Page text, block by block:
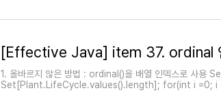
1. 올바르지 않은 방법 : ordinal()을 배열 인덱스로 사
Set[Plant.LifeCycle.values().length]; for(int i =0; i